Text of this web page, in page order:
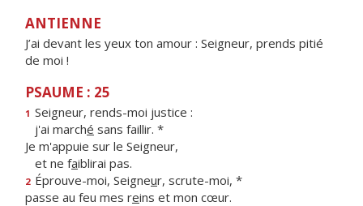
ANTIENNE
J’ai devant les yeux ton amour : Seigneur, prends pitié
de moi !
PSAUME : 25
1 Seigneur, rends-moi justice :
j'ai marché sans faillir. *
Je m'appuie sur le Seigneur,
et ne faiblirai pas.
2 Éprouve-moi, Seigneur, scrute-moi, *
passe au feu mes reins et mon cœur.